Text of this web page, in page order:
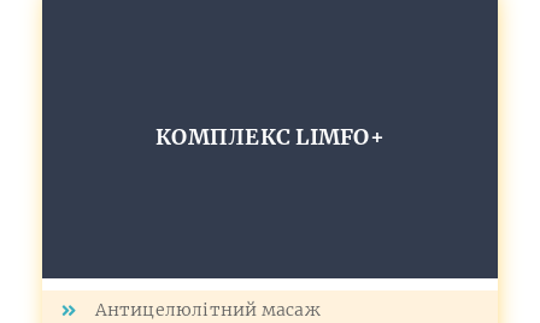
КОМПЛЕКС LIMFO+
Антицелюлітний масаж